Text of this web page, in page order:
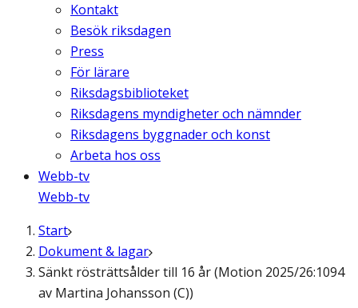
Kontakt
Besök riksdagen
Press
För lärare
Riksdagsbiblioteket
Riksdagens myndigheter och nämnder
Riksdagens byggnader och konst
Arbeta hos oss
Webb-tv
Webb-tv
Start
Dokument & lagar
Sänkt rösträttsålder till 16 år (Motion 2025/26:1094
av Martina Johansson (C))